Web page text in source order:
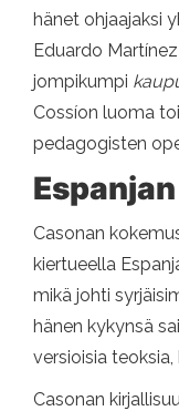
hänet ohjaajaksi
Eduardo Martínez
jompikumpi
Cossíon luoma
pedagogisten
Casonan
kiertueella
mikä johti
hänen kykynsä
versioisia teoksia,
Casonan